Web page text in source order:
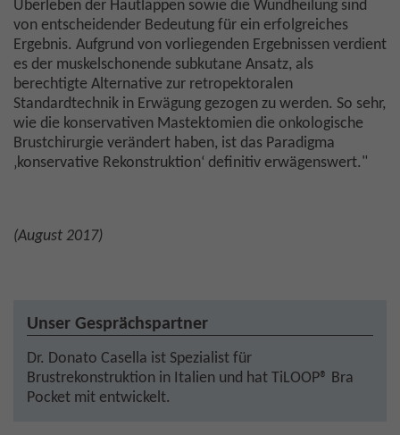
Überleben der Hautlappen sowie die Wundheilung sind
von entscheidender Bedeutung für ein erfolgreiches
Ergebnis. Aufgrund von vorliegenden Ergebnissen verdient
es der muskelschonende subkutane Ansatz, als
berechtigte Alternative zur retropektoralen
Standardtechnik in Erwägung gezogen zu werden. So sehr,
wie die konservativen Mastektomien die onkologische
Brustchirurgie verändert haben, ist das Paradigma
‚konservative Rekonstruktion‘ definitiv erwägenswert."
(August 2017)
Unser Gesprächspartner
Dr. Donato Casella ist Spezialist für
Brustrekonstruktion in Italien und hat TiLOOP® Bra
Pocket mit entwickelt.